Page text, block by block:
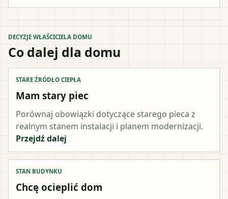
DECYZJE WŁAŚCICIELA DOMU
Co dalej dla domu
STARE ŹRÓDŁO CIEPŁA
Mam stary piec
Porównaj obowiązki dotyczące starego pieca z
realnym stanem instalacji i planem modernizacji.
Przejdź dalej
STAN BUDYNKU
Chcę ocieplić dom